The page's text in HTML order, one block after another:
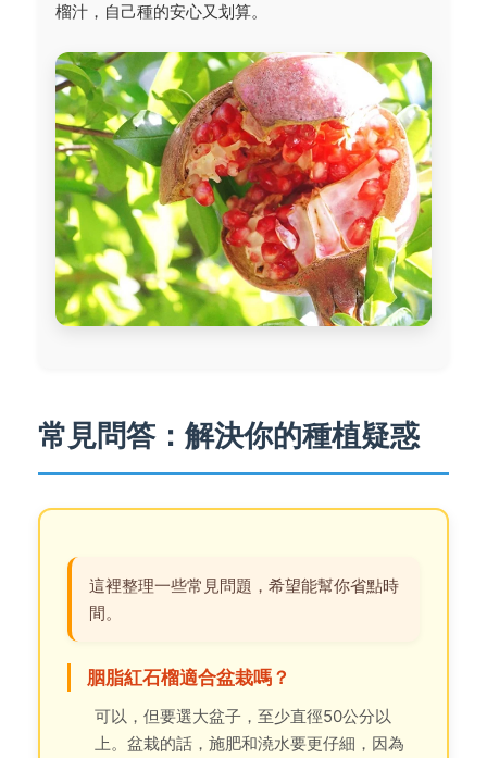
榴汁，自己種的安心又划算。
常見問答：解決你的種植疑惑
這裡整理一些常見問題，希望能幫你省點時
間。
胭脂紅石榴適合盆栽嗎？
可以，但要選大盆子，至少直徑50公分以
上。盆栽的話，施肥和澆水要更仔細，因為